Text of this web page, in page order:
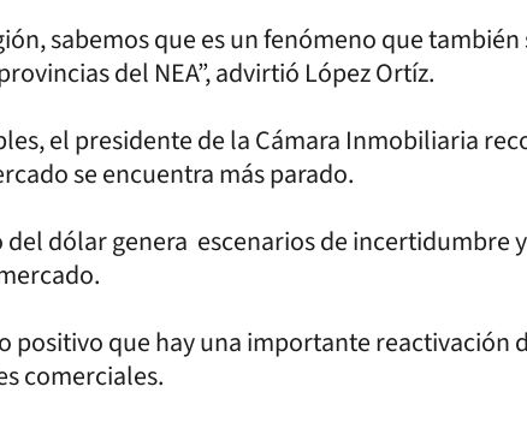
sabemos que es un fenómeno que también
del NEA”, advirtió López Ortíz.
el presidente de la Cámara Inmobiliaria
se encuentra más parado.
dólar genera escenarios de incertidumbre y
positivo que hay una importante reactivación
comerciales.